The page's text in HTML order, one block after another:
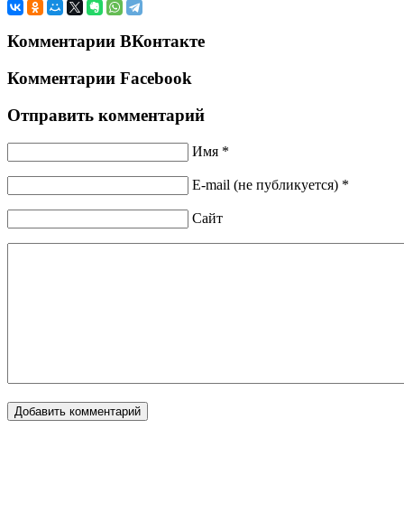
Комментарии ВКонтакте
Комментарии Facebook
Отправить комментарий
Имя *
E-mail (не публикуется) *
Сайт